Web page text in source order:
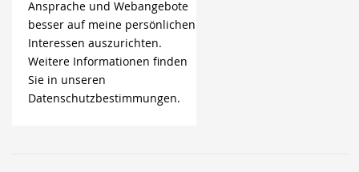
Ansprache und Webangebote
besser auf meine persönlichen
Interessen auszurichten.
Weitere Informationen finden
Sie in unseren
Datenschutzbestimmungen.